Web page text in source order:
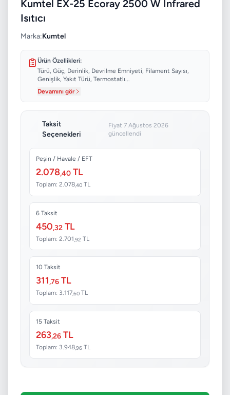
Kumtel EX-25 Ecoray 2500 W Infrared
Isıtıcı
Marka:Kumtel
Ürün Özellikleri:
Türü, Güç, Derinlik, Devrilme Emniyeti, Filament Sayısı,
Genişlik, Yakıt Türü, Termostatlı...
Devamını gör
Taksit
Seçenekleri
Fiyat 7 Ağustos 2026
güncellendi
Peşin / Havale / EFT
2.078,40 TL
Toplam: 2.078,40 TL
6 Taksit
450,32 TL
Toplam: 2.701 ,92 TL
10 Taksit
311,76 TL
Toplam: 3.117,60 TL
15 Taksit
263,26 TL
Toplam: 3.948,96 TL